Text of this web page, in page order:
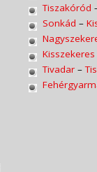
Tiszakóród
Sonkád –
Kisszekeres
Tivadar–